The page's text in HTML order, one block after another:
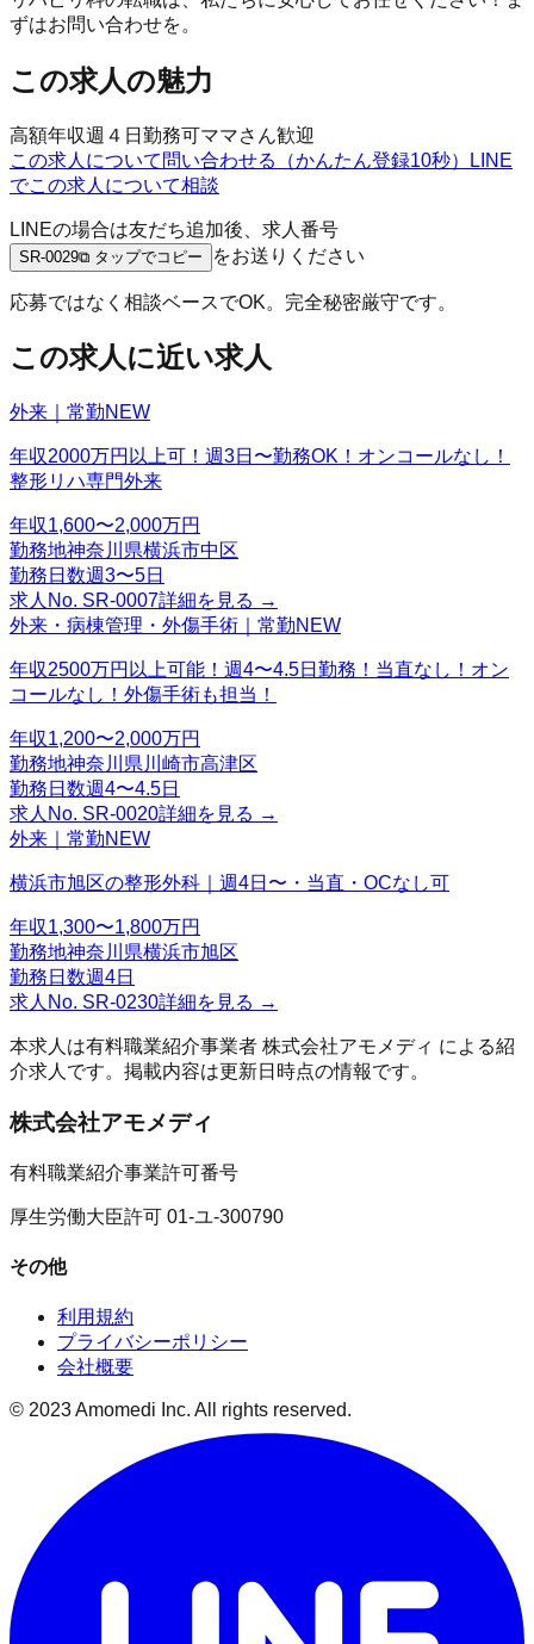
ずはお問い合わせを。
この求人の魅力
高額年収週４日勤務可ママさん歓迎
この求人について問い合わせる（かんたん登録10秒）
LINE
でこの求人について相談
LINEの場合は友だち追加後、求人番号
SR-0029⧉ タップでコピー をお送りください
応募ではなく相談ベースでOK。完全秘密厳守です。
この求人に近い求人
外来｜常勤NEW
年収2000万円以上可！週3日〜勤務OK！オンコールなし！
整形リハ専門外来
年収1,600〜2,000万円
勤務地神奈川県横浜市中区
勤務日数週3〜5日
求人No. SR-0007詳細を見る →
外来・病棟管理・外傷手術｜常勤NEW
年収2500万円以上可能！週4〜4.5日勤務！当直なし！オン
コールなし！外傷手術も担当！
年収1,200〜2,000万円
勤務地神奈川県川崎市高津区
勤務日数週4〜4.5日
求人No. SR-0020詳細を見る →
外来｜常勤NEW
横浜市旭区の整形外科｜週4日〜・当直・OCなし可
年収1,300〜1,800万円
勤務地神奈川県横浜市旭区
勤務日数週4日
求人No. SR-0230詳細を見る →
本求人は有料職業紹介事業者 株式会社アモメディ による紹
介求人です。掲載内容は更新日時点の情報です。
株式会社アモメディ
有料職業紹介事業許可番号
厚生労働大臣許可 01-ユ-300790
その他
利用規約
プライバシーポリシー
会社概要
© 2023 Amomedi Inc. All rights reserved.